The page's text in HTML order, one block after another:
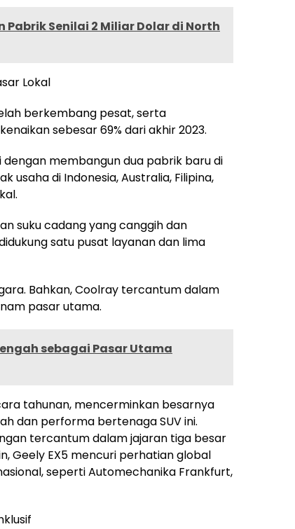
Pabrik Senilai 2 Miliar Dolar di North
Lokal
berkembang pesat, serta
sebesar 69% dari akhir 2023.
membangun dua pabrik baru di
usaha di Indonesia, Australia, Filipina,
suku cadang yang canggih dan
satu pusat layanan dan lima
Bahkan, Coolray tercantum dalam
pasar utama.
sebagai Pasar Utama
tahunan, mencerminkan besarnya
dan performa bertenaga SUV ini.
tercantum dalam jajaran tiga besar
Geely EX5 mencuri perhatian global
seperti Automechanika Frankfurt,